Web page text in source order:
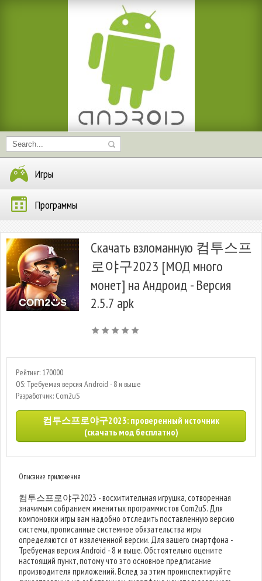
Игры
Программы
Скачать взломанную 컴투스프
로야구2023 [МОД много
монет] на Андроид - Версия
2.5.7 apk
Рейтинг: 170000
OS: Требуемая версия Android - 8 и выше
Разработчик: Com2uS
컴투스프로야구2023: проверенный источник
(скачать мод бесплатно)
Описание приложения
컴투스프로야구2023 - восхитительная игрушка, сотворенная
значимым собранием именитых программистов Com2uS. Для
компоновки игры вам надобно отследить поставленную версию
системы, прописанные системное обязательства игры
определяются от извлеченной версии. Для вашего смартфона -
Требуемая версия Android - 8 и выше. Обстоятельно оцените
настоящий пункт, потому что это основное предписание
производителя приложений. Вслед за этим проинспектируйте